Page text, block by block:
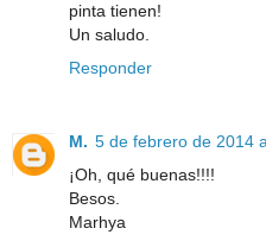
pinta tienen!
Un saludo.
Responder
M. 5 de febrero de 2014
¡Oh, qué buenas!!!!
Besos.
Marhya